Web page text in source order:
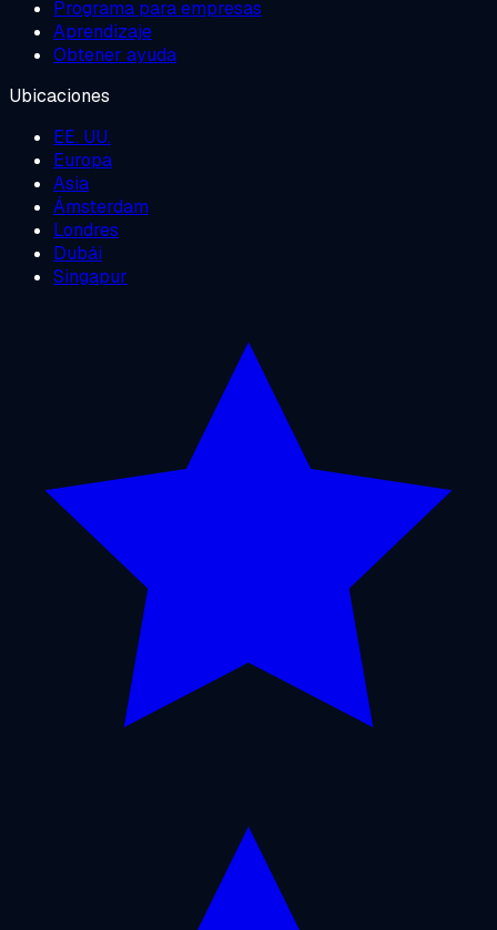
Programa para empresas
Aprendizaje
Obtener ayuda
Ubicaciones
EE. UU.
Europa
Asia
Ámsterdam
Londres
Dubái
Singapur